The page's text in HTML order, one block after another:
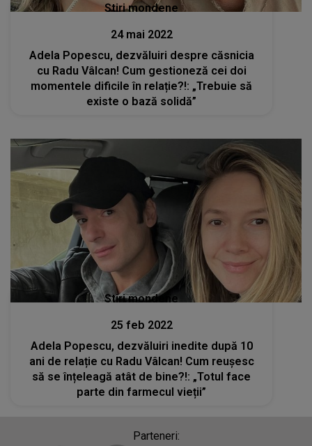
Stiri mondene
24 mai 2022
Adela Popescu, dezvăluiri despre căsnicia
cu Radu Vâlcan! Cum gestioneză cei doi
momentele dificile în relație?!: „Trebuie să
existe o bază solidă”
Stiri mondene
25 feb 2022
Adela Popescu, dezvăluiri inedite după 10
ani de relație cu Radu Vâlcan! Cum reușesc
să se înțeleagă atât de bine?!: „Totul face
parte din farmecul vieții”
Parteneri: